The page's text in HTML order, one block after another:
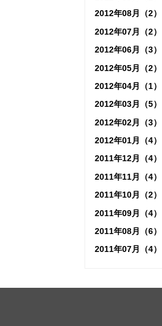
2012年08月（2）
2012年07月（2）
2012年06月（3）
2012年05月（2）
2012年04月（1）
2012年03月（5）
2012年02月（3）
2012年01月（4）
2011年12月（4）
2011年11月（4）
2011年10月（2）
2011年09月（4）
2011年08月（6）
2011年07月（4）